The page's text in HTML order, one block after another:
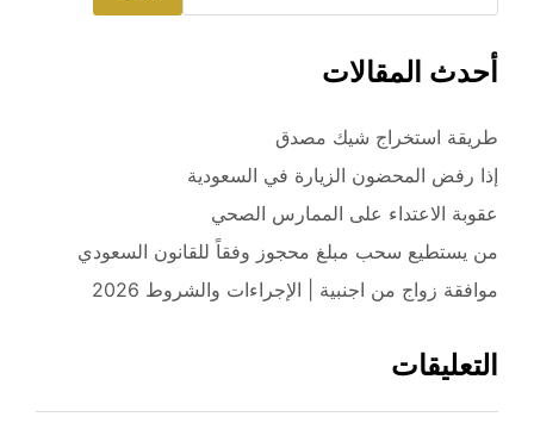
أحدث المقالات
طريقة استخراج شيك مصدق
إذا رفض المحضون الزيارة في السعودية
عقوبة الاعتداء على الممارس الصحي
من يستطيع سحب مبلغ محجوز وفقاً للقانون السعودي
موافقة زواج من اجنبية | الإجراءات والشروط 2026
التعليقات